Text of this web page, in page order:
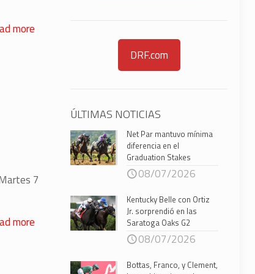
more
7
more
DRF.com
ÚLTIMAS NOTICIAS
Net Par mantuvo mínima
diferencia en el
Graduation Stakes
08/07/2026
Kentucky Belle con Ortiz
Jr. sorprendió en las
Saratoga Oaks G2
08/07/2026
Bottas, Franco, y Clement,